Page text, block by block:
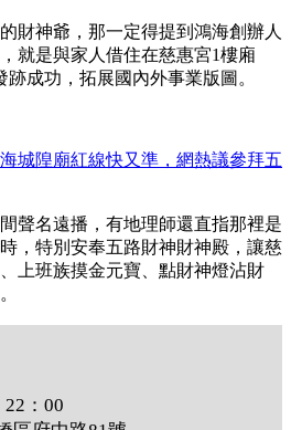
財神爺，那一定得提到鴻海創辦人
就是與家人借住在慈惠宮1樓廂
成功，拓展國內外事業版圖。
城隍廟紅線快又準，網熱議參拜五
聲名遠播，有地理師還直指那裡是
，特別安奉五路財神財神殿，讓慈
上班族摸金元寶、點財神燈沾財
22：00